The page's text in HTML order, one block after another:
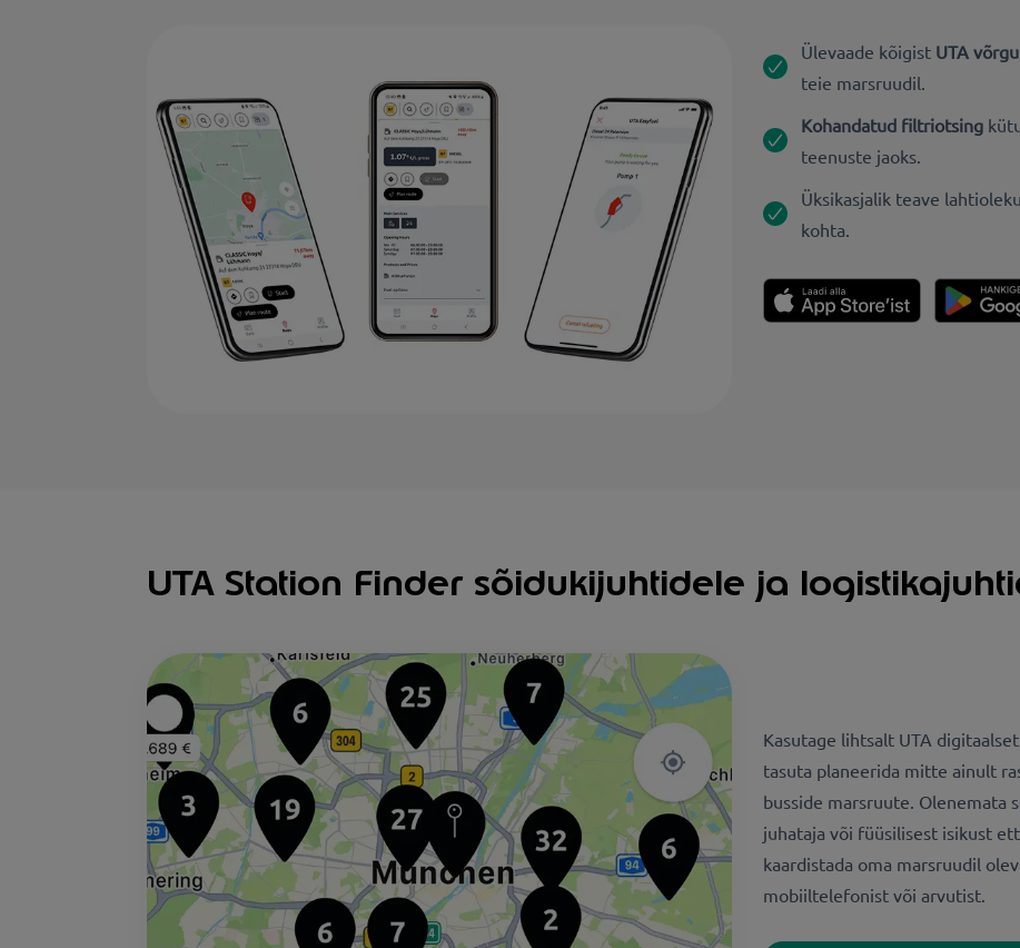
Ülevaade kõigist UTA
teie marsruudil.
Kohandatud filtriotsing
teenuste jaoks.
Üksikasjalik teave
kohta.
UTA Station Finder sõidukijuhtidele ja
Kasutage lihtsalt UTA
tasuta planeerida mitte ainult
busside marsruute. Olenemata
juhataja või füüsilisest isikust
kaardistada oma marsruudil
mobiiltelefonist või arvutist.